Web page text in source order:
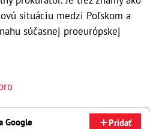
situáciu medzi Poľskom a
súčasnej proeurópskej
Google Pridať